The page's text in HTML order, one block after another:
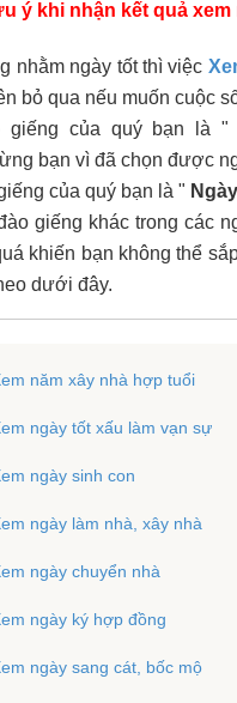
ý khi nhận kết quả
nhằm ngày tốt thì việc
bỏ qua nếu muốn cuộc
giếng của quý bạn là "
bạn vì đã chọn được
của quý bạn là "
giếng khác trong
khiến bạn không thể
dưới đây.
năm xây nhà hợp tuổi
ngày tốt xấu làm vạn sự
ngày sinh con
ngày làm nhà, xây nhà
ngày chuyển nhà
ngày ký hợp đồng
ngày sang cát, bốc mộ